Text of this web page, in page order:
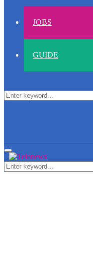
JOBS
GUIDE
Search
Primary
Menu
Search
for: